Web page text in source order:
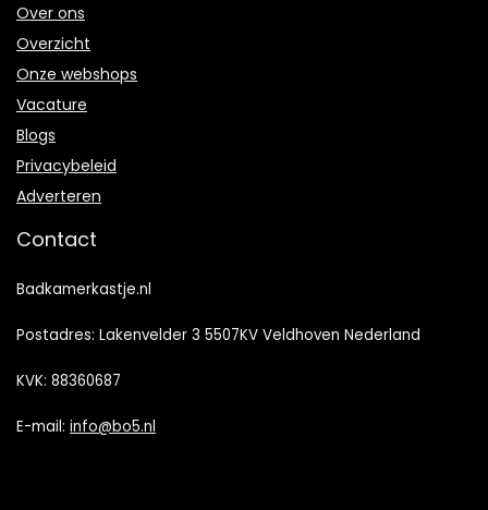
Over ons
Overzicht
Onze webshops
Vacature
Blogs
Privacybeleid
Adverteren
Contact
Badkamerkastje.nl
Postadres: Lakenvelder 3 5507KV Veldhoven Nederland
KVK: 88360687
E-mail: info@bo5.nl